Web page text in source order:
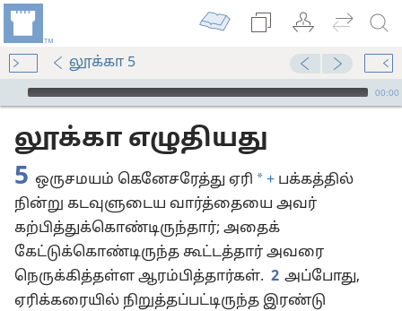
லூக்கா 5
Audio Player
00:00
லூக்கா எழுதியது
5 ஒருசமயம் கெனேசரேத்து ஏரி * + பக்கத்தில்
நின்று கடவுளுடைய வார்த்தையை அவர்
கற்பித்துக்கொண்டிருந்தார்; அதைக்
கேட்டுக்கொண்டிருந்த கூட்டத்தார் அவரை
நெருக்கித்தள்ள ஆரம்பித்தார்கள். 2 அப்போது,
ஏரிக்கரையில் நிறுத்தப்பட்டிருந்த இரண்டு